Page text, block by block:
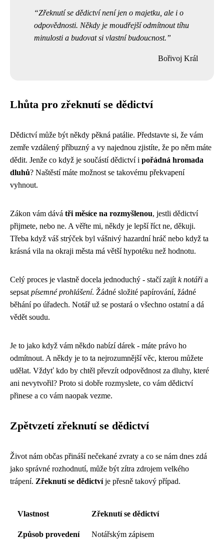
Zřeknutí se dědictví není jen o majetku, ale i o
odpovědnosti. Někdy je moudřejší odmítnout tíhu
minulosti a budovat si vlastní budoucnost.
Bořivoj Král
Lhůta pro zřeknutí se dědictví
Dědictví může být někdy pěkná patálie. Představte si, že vám
zemře vzdálený příbuzný a vy najednou zjistíte, že po něm máte
dědit. Jenže co když je součástí dědictví i pořádná hromada
dluhů? Naštěstí máte možnost se takovému překvapení
vyhnout.
Zákon vám dává tři měsíce na rozmyšlenou, jestli dědictví
přijmete, nebo ne. A věřte mi, někdy je lepší říct ne, děkuji.
Třeba když váš strýček byl vášnivý hazardní hráč nebo když ta
krásná vila na okraji města má větší hypotéku než hodnotu.
Celý proces je vlastně docela jednoduchý - stačí zajít k notáři a
sepsat písemné prohlášení. Žádné složité papírování, žádné
běhání po úřadech. Notář už se postará o všechno ostatní a dá
vědět soudu.
Je to jako když vám někdo nabízí dárek - máte právo ho
odmítnout. A někdy je to ta nejrozumnější věc, kterou můžete
udělat. Vždyť kdo by chtěl převzít odpovědnost za dluhy, které
ani nevytvořil? Proto si dobře rozmyslete, co vám dědictví
přinese a co vám naopak vezme.
Zpětvzetí zřeknutí se dědictví
Život nám občas přináší nečekané zvraty a co se nám dnes zdá
jako správné rozhodnutí, může být zítra zdrojem velkého
trápení. Zřeknutí se dědictvíje přesně takový případ.
Vlastnost Zřeknutí se dědictví
Způsob provedení Notářským zápisem